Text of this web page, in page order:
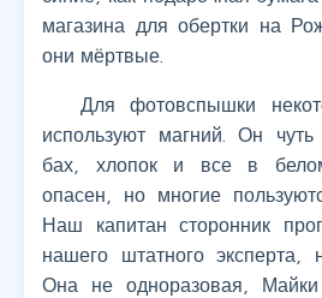
магазина для обертки на
они мёртвые.
Для фотовспышки
используют магний. Он
бах, хлопок и все в
опасен, но многие
Наш капитан сторонник
нашего штатного эксперта,
Она не одноразовая,